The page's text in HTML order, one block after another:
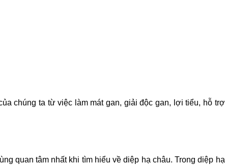
chúng ta từ việc làm mát gan, giải độc gan, lợi tiểu, hỗ trợ
quan tâm nhất khi tìm hiểu về diệp hạ châu. Trong diệp hạ